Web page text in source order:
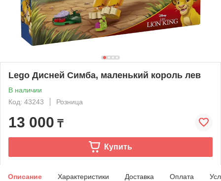
Lego Дисней Симба, маленький король лев
В наличии
Код: 43243
Розница
13 000 ₸
Купить
Описание Характеристики Доставка Оплата